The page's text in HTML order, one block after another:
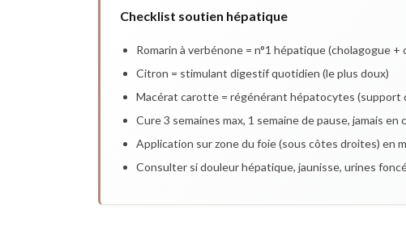
Checklist soutien hépatique
Romarin à verbénone = n°1 hépatique (cholagogue
Citron = stimulant digestif quotidien (le plus doux)
Macérat carotte = régénérant hépatocytes (support
Cure 3 semaines max, 1 semaine de pause, jamais en
Application sur zone du foie (sous côtes droites) en
Consulter si douleur hépatique, jaunisse, urines